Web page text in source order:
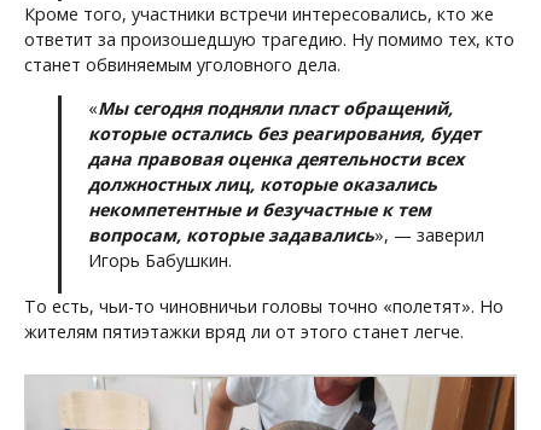
Кроме того, участники встречи интересовались, кто же
ответит за произошедшую трагедию. Ну помимо тех, кто
станет обвиняемым уголовного дела.
«Мы сегодня подняли пласт обращений,
которые остались без реагирования, будет
дана правовая оценка деятельности всех
должностных лиц, которые оказались
некомпетентные и безучастные к тем
вопросам, которые задавались», — заверил
Игорь Бабушкин.
То есть, чьи-то чиновничьи головы точно «полетят». Но
жителям пятиэтажки вряд ли от этого станет легче.